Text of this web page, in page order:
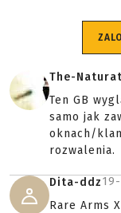
The-Naturat
Ten GB
samo jak
oknach/
rozwalenia.
Dita-ddz
Rare Arms